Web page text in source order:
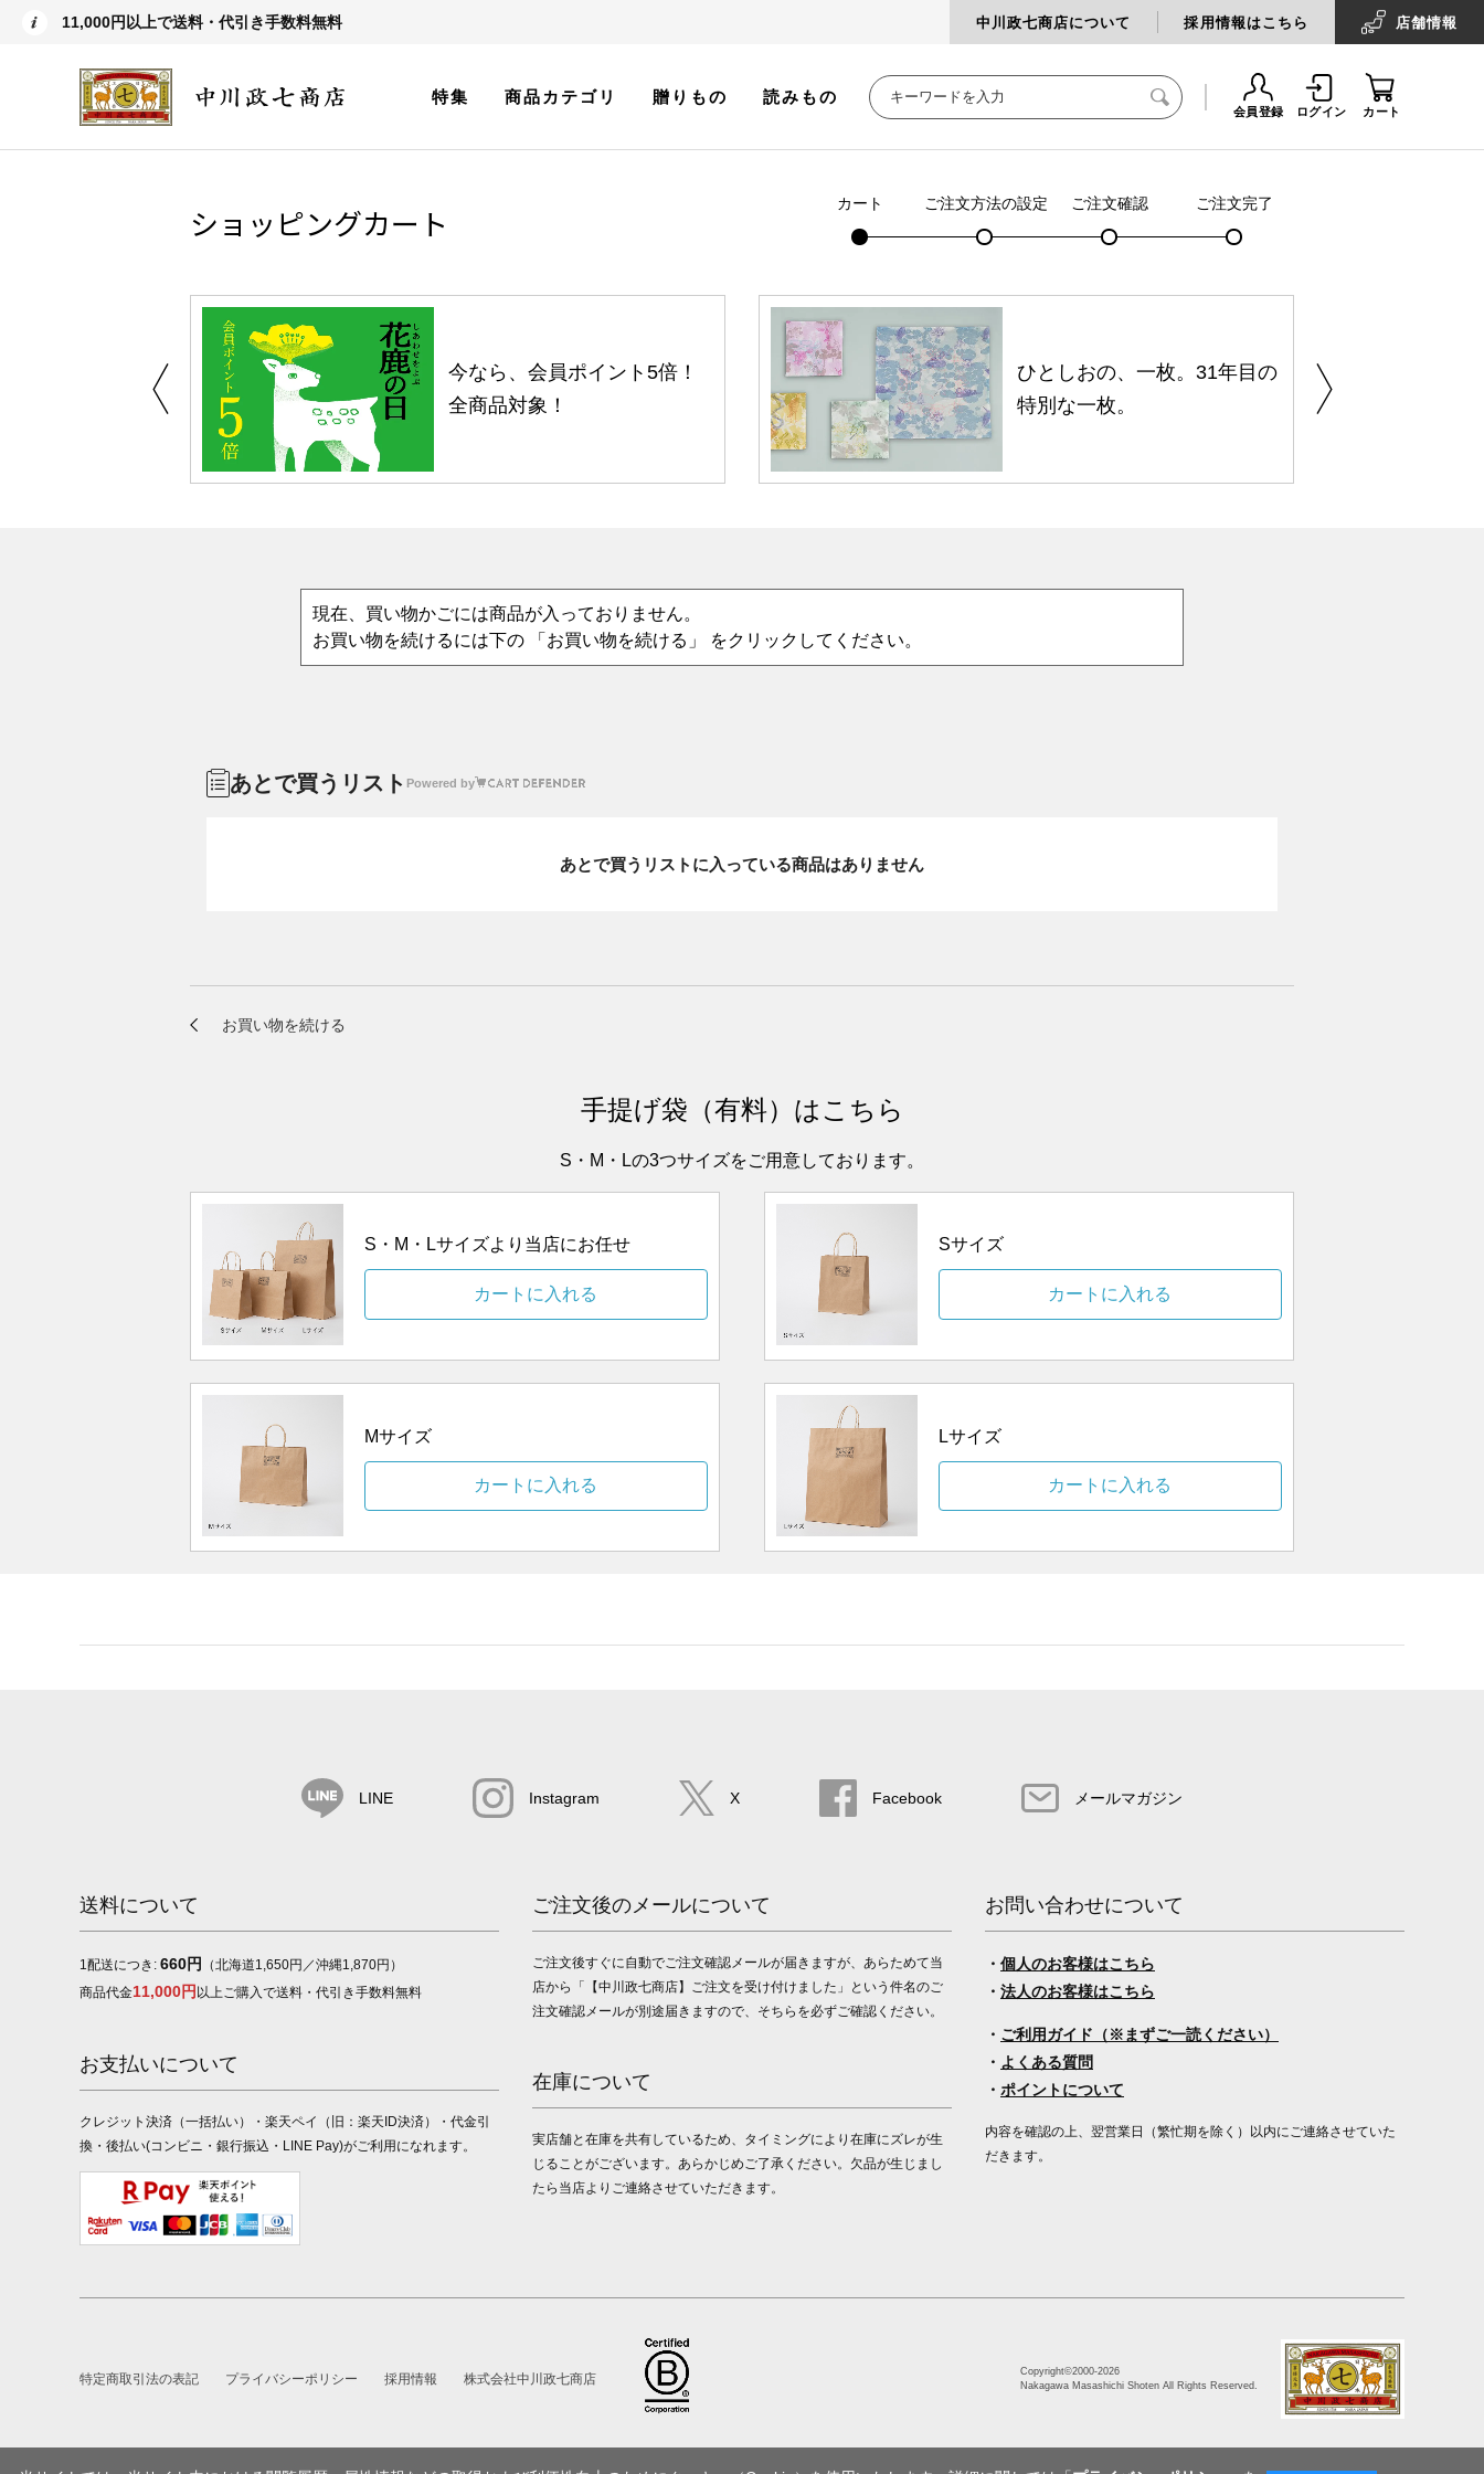
11,000円以上で送料・代引き手数料無料 中川政七商店について 採用情報はこちら 店舗情報
特集 商品カテゴリ 贈りもの 読みもの
会員登録 ログイン カート
ショッピングカート カート ご注文方法の設定 ご注文確認 ご注文完了
今なら、会員ポイント5倍！
全商品対象！
ひとしおの、一枚。31年目の
特別な一枚。
現在、買い物かごには商品が入っておりません。
お買い物を続けるには下の 「お買い物を続ける」 をクリックしてください。
あとで買うリスト Powered by
あとで買うリストに入っている商品はありません
手提げ袋（有料）はこちら
S・M・Lの3つサイズをご用意しております。
S・M・Lサイズより当店にお任せ
カートに入れる
Sサイズ
カートに入れる
Mサイズ
カートに入れる
Lサイズ
カートに入れる
LINE Instagram X Facebook メールマガジン
送料について
1配送につき: 660円
（北海道1,650円／沖縄1,870円）
商品代金11,000円 以上ご購入で送料・代引き手数料無料
お支払いについて
クレジット決済（一括払い）・楽天ペイ（旧：楽天ID決済）・代金引
換・後払い(コンビニ・銀行振込・LINE Pay)がご利用になれます。
ご注文後のメールについて
ご注文後すぐに自動でご注文確認メールが届きますが、あらためて当
店から「【中川政七商店】ご注文を受け付けました」という件名のご
注文確認メールが別途届きますので、そちらを必ずご確認ください。
在庫について
実店舗と在庫を共有しているため、タイミングにより在庫にズレが生
じることがございます。あらかじめご了承ください。欠品が生じまし
たら当店よりご連絡させていただきます。
お問い合わせについて
・ 個人のお客様はこちら
・ 法人のお客様はこちら
・ ご利用ガイド（※まずご一読ください）
・ よくある質問
・ ポイントについて
内容を確認の上、翌営業日（繁忙期を除く）以内にご連絡させていた
だきます。
特定商取引法の表記 プライバシーポリシー 採用情報 株式会社中川政七商店 Copyright©2000-2026
Nakagawa Masashichi Shoten All Rights Reserved.